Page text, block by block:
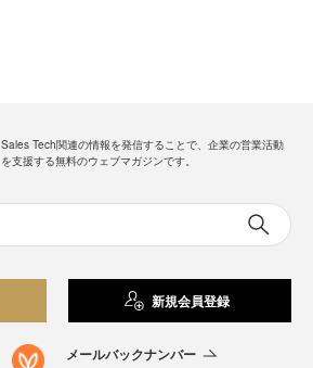
Sales Tech関連の情報を発信することで、企業の営業活動
を支援する無料のウェブマガジンです。
新規会員登録
メールバックナンバー